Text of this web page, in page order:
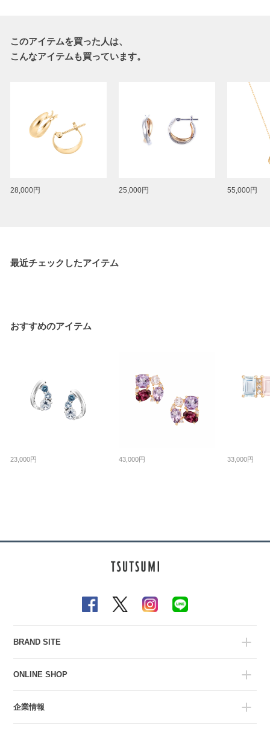
このアイテムを買った人は、
こんなアイテムも買っています。
28,000円 25,000円 55,000円
最近チェックしたアイテム
おすすめのアイテム
23,000円 43,000円 33,000円
BRAND SITE
ONLINE SHOP
企業情報